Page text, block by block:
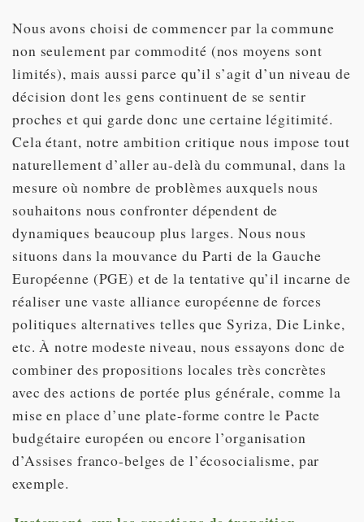
Nous avons choisi de commencer par la commune
non seulement par commodité (nos moyens sont
limités), mais aussi parce qu’il s’agit d’un niveau de
décision dont les gens continuent de se sentir
proches et qui garde donc une certaine légitimité.
Cela étant, notre ambition critique nous impose tout
naturellement d’aller au-delà du communal, dans la
mesure où nombre de problèmes auxquels nous
souhaitons nous confronter dépendent de
dynamiques beaucoup plus larges. Nous nous
situons dans la mouvance du Parti de la Gauche
Européenne (PGE) et de la tentative qu’il incarne de
réaliser une vaste alliance européenne de forces
politiques alternatives telles que Syriza, Die Linke,
etc. À notre modeste niveau, nous essayons donc de
combiner des propositions locales très concrètes
avec des actions de portée plus générale, comme la
mise en place d’une plate-forme contre le Pacte
budgétaire européen ou encore l’organisation
d’Assises franco-belges de l’écosocialisme, par
exemple.